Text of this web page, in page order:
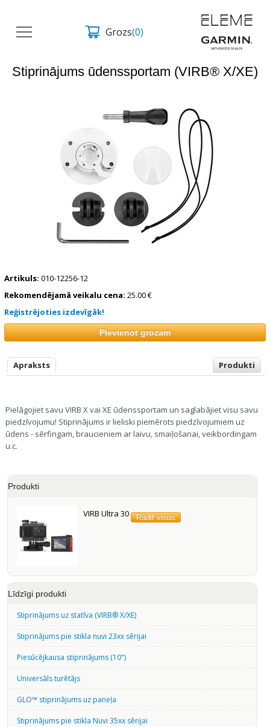
Grozs(0)
Stiprinājums ūdenssportam (VIRB® X/XE)
Artikuls: 010-12256-12
Rekomendējamā veikalu cena: 25.00 €
Reģistrējoties izdevīgāk!
Apraksts Produkti
Pielāgojiet savu VIRB X vai XE ūdenssportam un saglabājiet visu savu
piedzīvojumu! Stiprinājums ir lieliski piemērots piedzīvojumiem uz
ūdens - sērfingam, braucieniem ar laivu, smaiļošanai, veikbordingam
u.c.
Produkti
VIRB Ultra 30 Rādit visus
Līdzīgi produkti
Stiprinājums uz statīva (VIRB® X/XE)
Stiprinājums pie stikla nuvi 23xx sērijai
Piesūcējkausa stiprinājums (10")
Universāls turētājs
GLO™ stiprinājums uz paneļa
Stiprinājums pie stikla Nuvi 35xx sērijai